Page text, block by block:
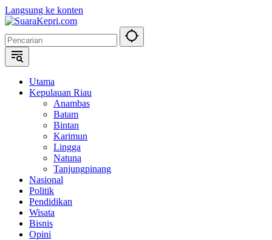
Langsung ke konten
Utama
Kepulauan Riau
Anambas
Batam
Bintan
Karimun
Lingga
Natuna
Tanjungpinang
Nasional
Politik
Pendidikan
Wisata
Bisnis
Opini